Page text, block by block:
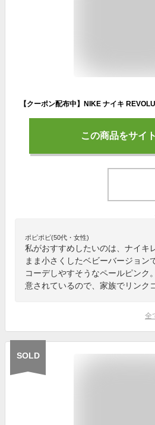
この商品をサイ
ポピポピ(50代・女性)
私がおすすめしたいのは、ナイキ
まま小さくしたベビーバージョン
コーデしやすそうなペールピンク
意されているので、家族でリンク
全
SOLD